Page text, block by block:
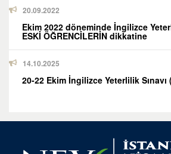
20.09.2022
Ekim 2022 döneminde İngilizce
ESKİ ÖĞRENCİLERİN dikkatine
14.10.2025
20-22 Ekim İngilizce Yeterlilik Sınavı